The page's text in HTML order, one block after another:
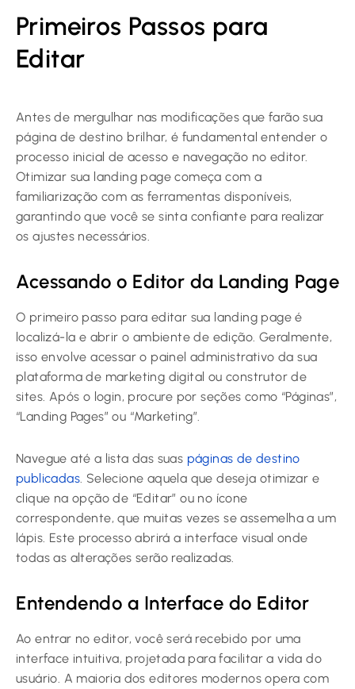
Primeiros Passos para
Editar
Antes de mergulhar nas modificações que farão sua
página de destino brilhar, é fundamental entender o
processo inicial de acesso e navegação no editor.
Otimizar sua landing page começa com a
familiarização com as ferramentas disponíveis,
garantindo que você se sinta confiante para realizar
os ajustes necessários.
Acessando o Editor da Landing Page
O primeiro passo para editar sua landing page é
localizá-la e abrir o ambiente de edição. Geralmente,
isso envolve acessar o painel administrativo da sua
plataforma de marketing digital ou construtor de
sites. Após o login, procure por seções como “Páginas”,
“Landing Pages” ou “Marketing”.
Navegue até a lista das suas páginas de destino
publicadas . Selecione aquela que deseja otimizar e
clique na opção de “Editar” ou no ícone
correspondente, que muitas vezes se assemelha a um
lápis. Este processo abrirá a interface visual onde
todas as alterações serão realizadas.
Entendendo a Interface do Editor
Ao entrar no editor, você será recebido por uma
interface intuitiva, projetada para facilitar a vida do
usuário. A maioria dos editores modernos opera com